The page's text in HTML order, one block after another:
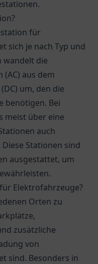
für
sich je nach Typ und
wandelt die
aus dem
um, den die
benötigen. Bei
meist über eine
auch
Stationen sind
ausgestattet, um
Elektrofahrzeuge?
Orten zu
zusätzliche
von
sind. Besonders in